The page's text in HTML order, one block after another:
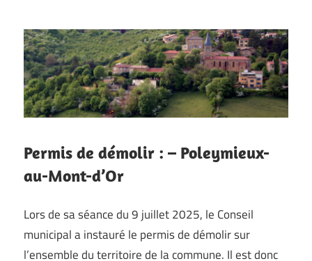
Permis de démolir : – Poleymieux-
au-Mont-d’Or
Lors de sa séance du 9 juillet 2025, le Conseil
municipal a instauré le permis de démolir sur
l’ensemble du territoire de la commune. Il est donc